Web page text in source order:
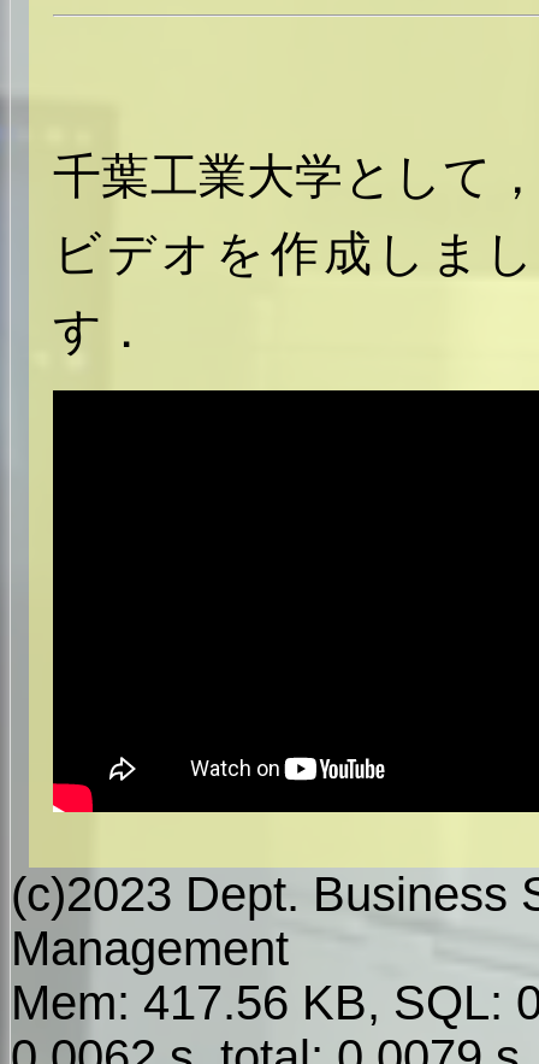
千葉工業大学として
ビデオを作成しま
す．
(c)2023 Dept. Business
Management
Mem: 417.56 KB, SQL: